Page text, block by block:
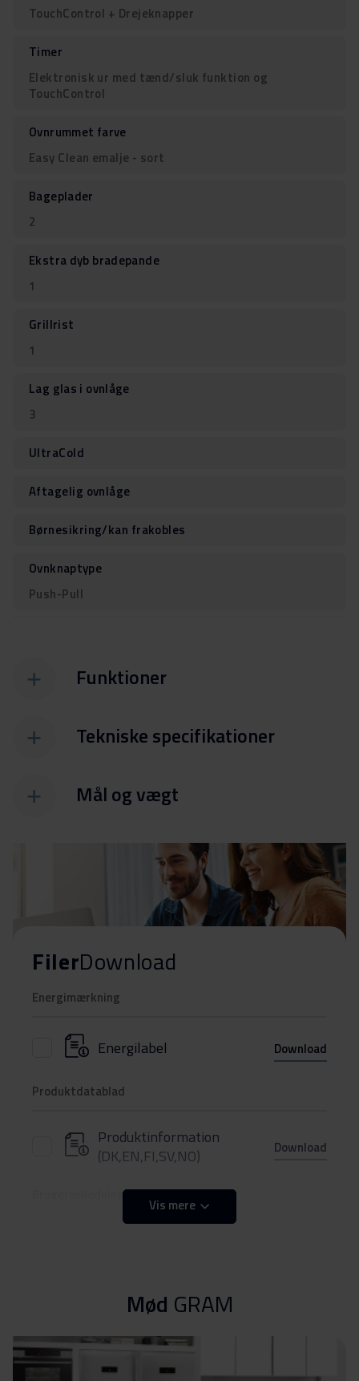
TouchControl + Drejeknapper
Timer
Elektronisk ur med tænd/sluk funktion og
TouchControl
Ovnrummet farve
Easy Clean emalje - sort
Bageplader
2
Ekstra dyb bradepande
1
Grillrist
1
Lag glas i ovnlåge
3
UltraCold
Aftagelig ovnlåge
Børnesikring/kan frakobles
Ovnknaptype
Push-Pull
Funktioner
Tekniske specifikationer
Mål og vægt
FilerDownload
Energimærkning
Energilabel Download
Produktdatablad
Produktinformation
(DK,EN,FI,SV,NO)
Download
Brugervejledning
Sikkerhedsoplysninger og
advarsler (FI)
Vis mere
Mød GRAM